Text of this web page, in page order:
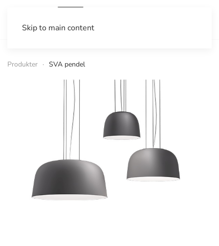
Skip to main content
Produkter SVA pendel